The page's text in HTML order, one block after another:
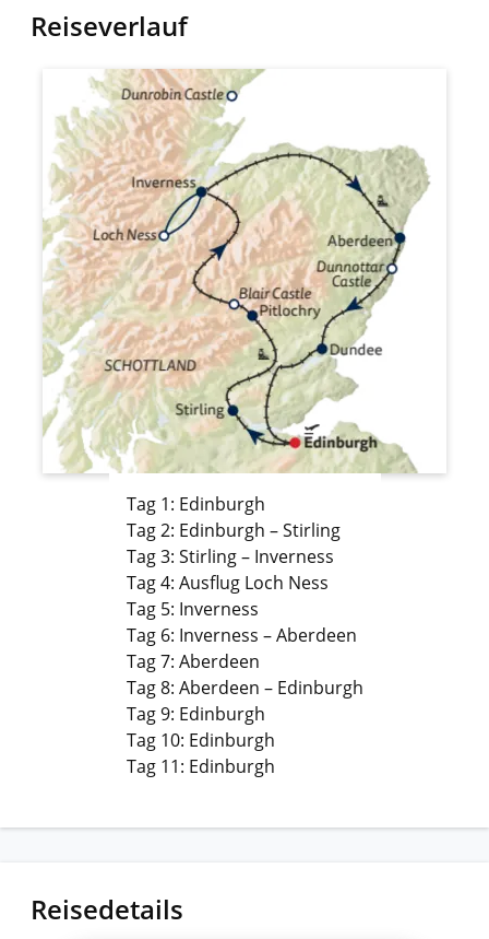
Reiseverlauf
Tag 1: Edinburgh
Tag 2: Edinburgh – Stirling
Tag 3: Stirling – Inverness
Tag 4: Ausflug Loch Ness
Tag 5: Inverness
Tag 6: Inverness – Aberdeen
Tag 7: Aberdeen
Tag 8: Aberdeen – Edinburgh
Tag 9: Edinburgh
Tag 10: Edinburgh
Tag 11: Edinburgh
Reisedetails